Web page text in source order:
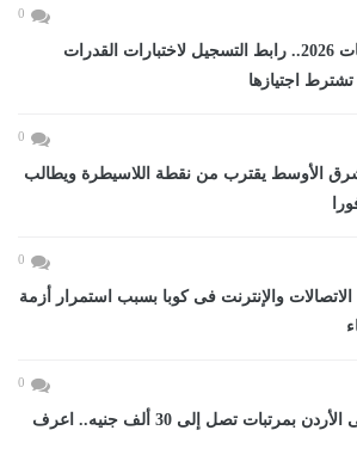
0
تنسيق الجامعات 2026.. رابط التسجيل لاختبارات القدرات
تشترط اجتيازها
0
الأوسط يقترب من نقطة اللاسيطرة ويطالب
0
والإنترنت فى كوبا بسبب استمرار أزمة
0
فرص عمل فى الأردن بمرتبات تصل إلى 30 ألف جنيه.. اعرف